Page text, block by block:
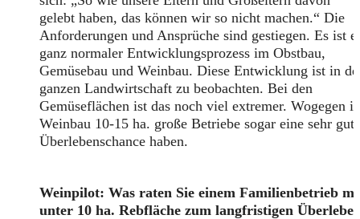
gelebt haben, das können wir so nicht machen.“ Die
Anforderungen und Ansprüche sind gestiegen. Es ist
ganz normaler Entwicklungsprozess im Obstbau,
Gemüsebau und Weinbau. Diese Entwicklung ist in
ganzen Landwirtschaft zu beobachten. Bei den
Gemüseflächen ist das noch viel extremer. Wogegen
Weinbau 10-15 ha. große Betriebe sogar eine sehr gute
Überlebenschance haben.
Weinpilot: Was raten Sie einem Familienbetrieb
unter 10 ha. Rebfläche zum langfristigen